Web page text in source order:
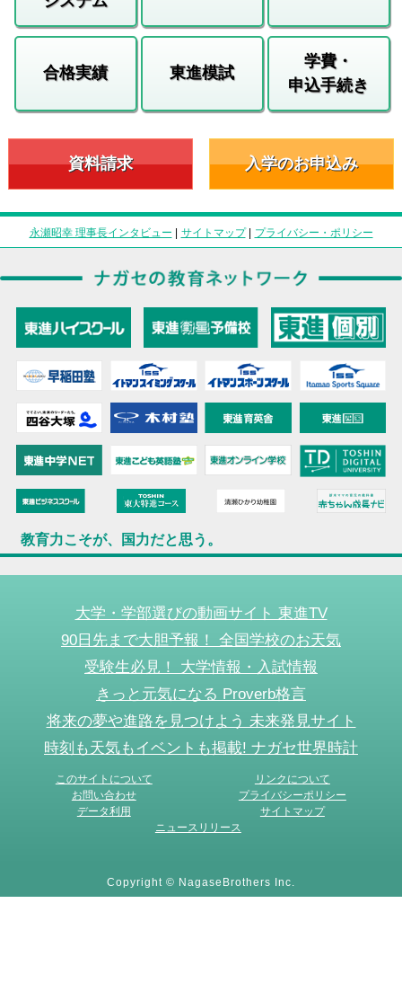
合格実績 東進模試
学費・
申込手続き
資料請求 入学のお申込み
永瀬昭幸 理事長インタビュー | サイトマップ| プライバシー・ポリシー
教育力こそが、国力だと思う。
大学・学部選びの動画サイト 東進TV
90日先まで大胆予報！ 全国学校のお天気
受験生必見！ 大学情報・入試情報
きっと元気になる Proverb格言
将来の夢や進路を見つけよう 未来発見サイト
時刻も天気もイベントも掲載! ナガセ世界時計
このサイトについて
リンクについて
お問い合わせ
プライバシーポリシー
データ利用
サイトマップ
ニュースリリース
Copyright © NagaseBrothers Inc.